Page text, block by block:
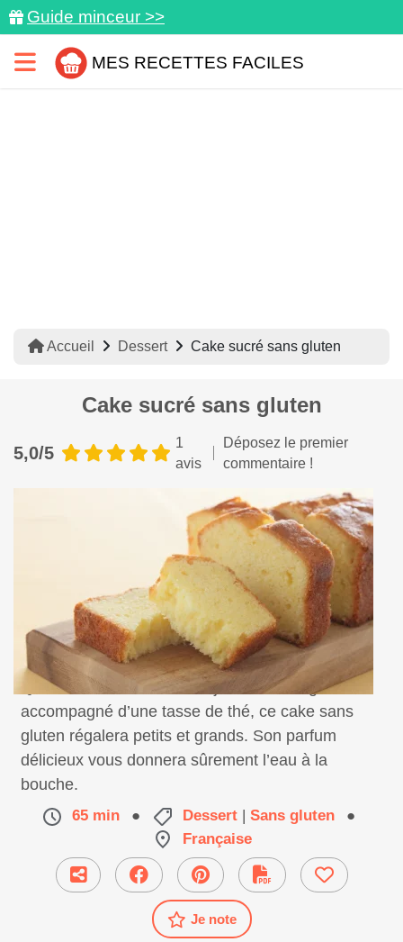
Guide minceur >>
MES RECETTES FACILES
Accueil Dessert Cake sucré sans gluten
Cake sucré sans gluten
5,0/5
1
avis
Déposez le premier
commentaire !
Que ce soit à l’heure du déjeuner ou du goûter
accompagné d’une tasse de thé, ce cake sans
gluten régalera petits et grands. Son parfum
délicieux vous donnera sûrement l’eau à la
bouche.
65 min ● Dessert | Sans gluten
●
Française
Je note